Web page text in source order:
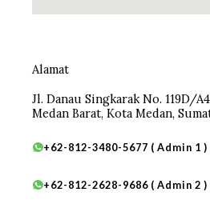
Alamat
Jl. Danau Singkarak No. 119D/
Medan Barat, Kota Medan,
+62-812-3480-5677 ( Admin 1 )
+62-812-2628-9686 ( Admin 2 )